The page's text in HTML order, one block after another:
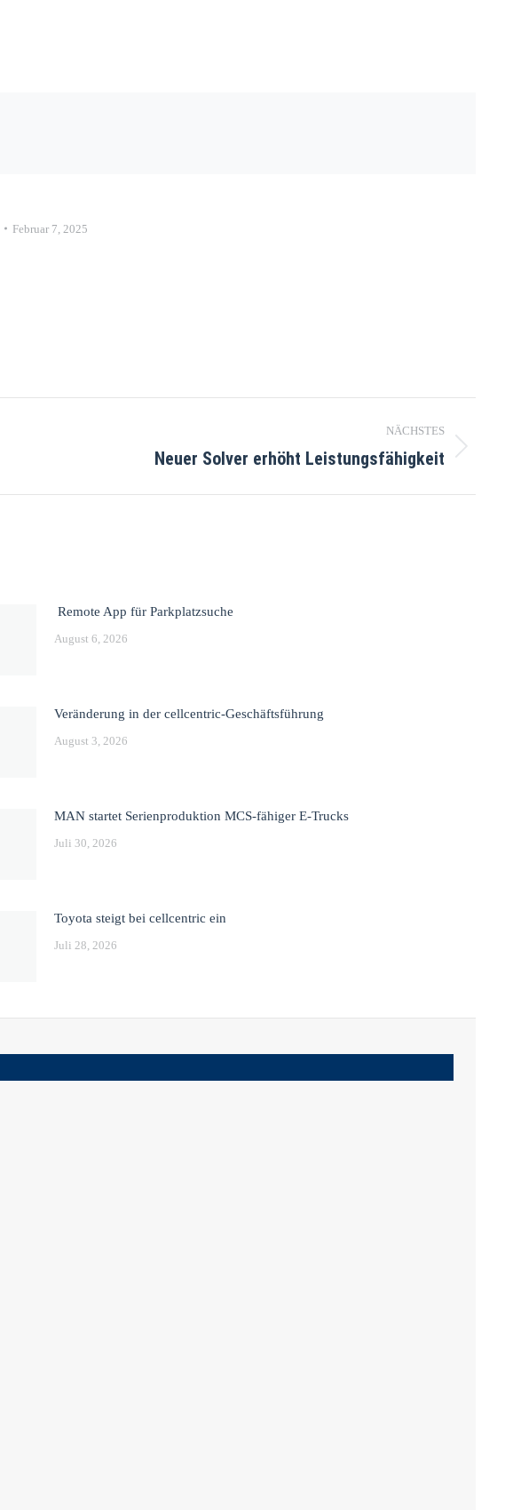
Februar 7, 2025
NÄCHSTES
Neuer Solver erhöht Leistungsfähigkeit
Remote App für Parkplatzsuche
August 6, 2026
Veränderung in der cellcentric-Geschäftsführung
August 3, 2026
MAN startet Serienproduktion MCS-fähiger E-Trucks
Juli 30, 2026
Toyota steigt bei cellcentric ein
Juli 28, 2026